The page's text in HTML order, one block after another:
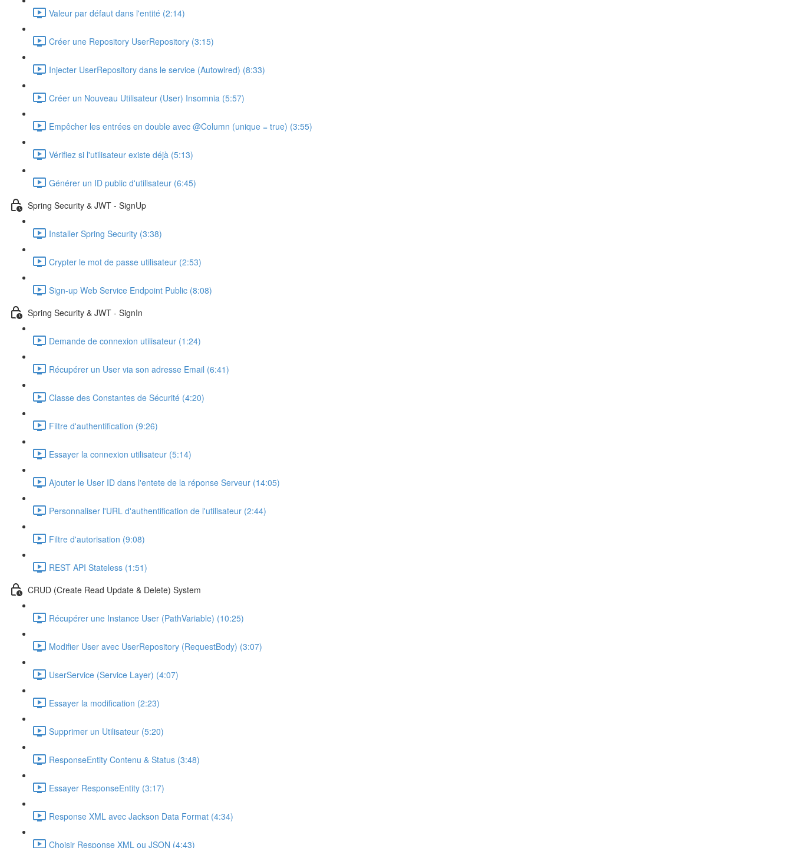
Valeur par défaut dans l'entité (2:14)
Créer une Repository UserRepository (3:15)
Injecter UserRepository dans le service (Autowired) (8:33)
Créer un Nouveau Utilisateur (User) Insomnia (5:57)
Empêcher les entrées en double avec @Column (unique = true) (3:55)
Vérifiez si l'utilisateur existe déjà (5:13)
Générer un ID public d'utilisateur (6:45)
Spring Security & JWT - SignUp
Installer Spring Security (3:38)
Crypter le mot de passe utilisateur (2:53)
Sign-up Web Service Endpoint Public (8:08)
Spring Security & JWT - SignIn
Demande de connexion utilisateur (1:24)
Récupérer un User via son adresse Email (6:41)
Classe des Constantes de Sécurité (4:20)
Filtre d'authentification (9:26)
Essayer la connexion utilisateur (5:14)
Ajouter le User ID dans l'entete de la réponse Serveur (14:05)
Personnaliser l'URL d'authentification de l'utilisateur (2:44)
Filtre d'autorisation (9:08)
REST API Stateless (1:51)
CRUD (Create Read Update & Delete) System
Récupérer une Instance User (PathVariable) (10:25)
Modifier User avec UserRepository (RequestBody) (3:07)
UserService (Service Layer) (4:07)
Essayer la modification (2:23)
Supprimer un Utilisateur (5:20)
ResponseEntity Contenu & Status (3:48)
Essayer ResponseEntity (3:17)
Response XML avec Jackson Data Format (4:34)
Choisir Response XML ou JSON (4:43)